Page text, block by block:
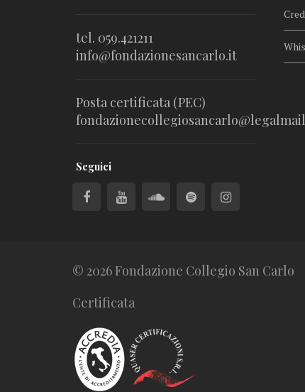
tel. 059.421211
info@fondazionesancarlo.it
Posta certificata (PEC)
Seguici
© 2026 Fondazione Collegio San Carlo
Certificata